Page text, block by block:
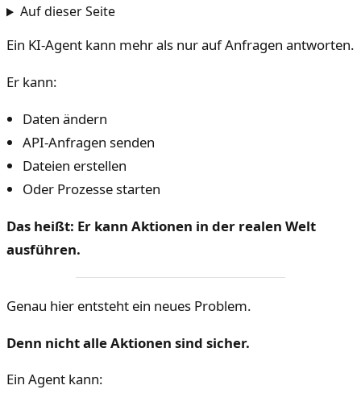
Auf dieser Seite
Ein KI-Agent kann mehr als nur auf Anfragen antworten.
Er kann:
Daten ändern
API-Anfragen senden
Dateien erstellen
Oder Prozesse starten
Das heißt: Er kann Aktionen in der realen Welt
ausführen.
Genau hier entsteht ein neues Problem.
Denn nicht alle Aktionen sind sicher.
Ein Agent kann: